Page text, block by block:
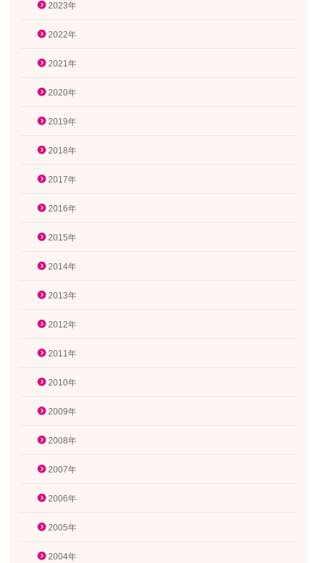
2023年
2022年
2021年
2020年
2019年
2018年
2017年
2016年
2015年
2014年
2013年
2012年
2011年
2010年
2009年
2008年
2007年
2006年
2005年
2004年